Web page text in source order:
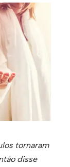
tornaram
disse